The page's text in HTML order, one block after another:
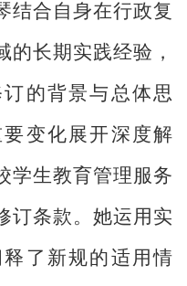
结合自身在行政复
的长期实践经验，
的背景与总体思
变化展开深度解
学生教育管理服务
订条款。她运用实
了新规的适用情